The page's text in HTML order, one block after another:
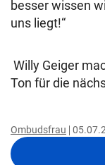
besser wissen
uns liegt!“
Willy Geiger
Ton für die
Ombudsfrau